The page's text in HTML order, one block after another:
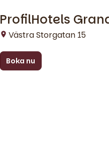
Kristianstad
ProfilHotels
Västra Storgatan 15
Boka nu